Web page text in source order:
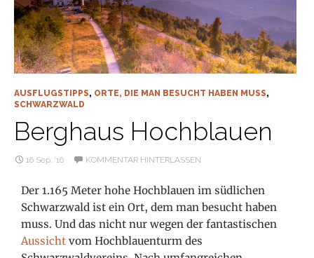
AUSFLUGSTIPPS, ORTE, DIE MAN BESUCHT HABEN MUSS,
SCHWARZWALD
Berghaus Hochblauen
16 Sep. ’16 KOMMENTAR HINTERLASSEN
Der 1.165 Meter hohe Hochblauen im südlichen
Schwarzwald ist ein Ort, dem man besucht haben
muss. Und das nicht nur wegen der fantastischen
Aussicht vom Hochblauenturm des